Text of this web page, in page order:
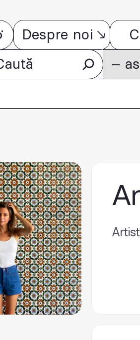
Despre noi
–